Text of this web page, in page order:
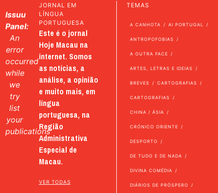
Issuu
Panel:
An
error
occurred
while
we
try
list
your
publications
JORNAL EM
LÍNGUA
PORTUGUESA
Este é o jornal
Hoje Macau na
internet. Somos
as notícias, a
análise, a opinião
e muito mais, em
língua
portuguesa, na
Região
Administrativa
Especial de
Macau.
VER TODAS
TEMAS
A CANHOTA AI PORTUGAL
ANTROPOFOBIAS
A OUTRA FACE
ARTES, LETRAS E IDEIAS
BREVES CARTOGRAFIAS
CARTOGRAFIAS
CHINA / ÁSIA
CRÓNICO ORIENTE
DESPORTO
DE TUDO E DE NADA
DIVINA COMÉDIA
DIÁRIOS DE PRÓSPERO